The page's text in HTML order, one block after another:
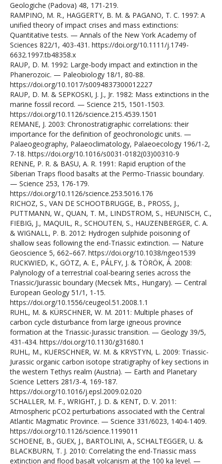
Geologiche (Padova) 48, 171-219.
RAMPINO, M. R., HAGGERTY, B. M. & PAGANO, T. C. 1997: A
unified theory of impact crises and mass extinctions:
Quantitative tests. — Annals of the New York Academy of
Sciences 822/1, 403-431. https://doi.org/10.1111/j.1749-
6632.1997.tb48358.x
RAUP, D. M. 1992: Large-body impact and extinction in the
Phanerozoic. — Paleobiology 18/1, 80-88.
https://doi.org/10.1017/s0094837300012227
RAUP, D. M. & SEPKOSKI, J. J., Jr. 1982: Mass extinctions in the
marine fossil record. — Science 215, 1501-1503.
https://doi.org/10.1126/science.215.4539.1501
REMANE, J. 2003: Chronostratigraphic correlations: their
importance for the definition of geochronologic units. —
Palaeogeography, Palaeoclimatology, Palaeoecology 196/1-2,
7-18. https://doi.org/10.1016/s0031-0182(03)00310-9
RENNE, P. R. & BASU, A. R. 1991: Rapid eruption of the
Siberian Traps flood basalts at the Permo-Triassic boundary.
— Science 253, 176-179.
https://doi.org/10.1126/science.253.5016.176
RICHOZ, S., VAN DE SCHOOTBRUGGE, B., PROSS, J.,
PUTTMANN, W., QUAN, T. M., LINDSTROM, S., HEUNISCH, C.,
FIEBIG, J., MAQUIL, R., SCHOUTEN, S., HAUZENBERGER, C. A.
& WIGNALL, P. B. 2012: Hydrogen sulphide poisoning of
shallow seas following the end-Triassic extinction. — Nature
Geoscience 5, 662–667. https://doi.org/10.1038/ngeo1539
RUCKWIED, K., GÖTZ, A. E., PÁLFY, J. & TÖRÖK, Á. 2008:
Palynology of a terrestrial coal-bearing series across the
Triassic/Jurassic boundary (Mecsek Mts., Hungary). — Central
European Geology 51/1, 1-15.
https://doi.org/10.1556/ceugeol.51.2008.1.1
RUHL, M. & KÜRSCHNER, W. M. 2011: Multiple phases of
carbon cycle disturbance from large igneous province
formation at the Triassic-Jurassic transition. — Geology 39/5,
431-434. https://doi.org/10.1130/g31680.1
RUHL, M., KUERSCHNER, W. M. & KRYSTYN, L. 2009: Triassic-
Jurassic organic carbon isotope stratigraphy of key sections in
the western Tethys realm (Austria). — Earth and Planetary
Science Letters 281/3-4, 169-187.
https://doi.org/10.1016/j.epsl.2009.02.020
SCHALLER, M. F., WRIGHT, J. D. & KENT, D. V. 2011:
Atmospheric pCO2 perturbations associated with the Central
Atlantic Magmatic Province. — Science 331/6023, 1404-1409.
https://doi.org/10.1126/science.1199011
SCHOENE, B., GUEX, J., BARTOLINI, A., SCHALTEGGER, U. &
BLACKBURN, T. J. 2010: Correlating the end-Triassic mass
extinction and flood basalt volcanism at the 100 ka level. —